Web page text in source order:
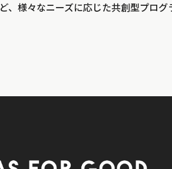
、様々なニーズに応じた共創型プロ